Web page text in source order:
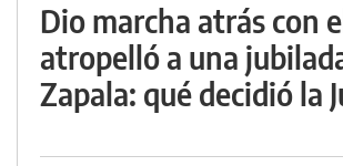
Dio marcha atrás con
atropelló a una
Zapala: qué decidió la